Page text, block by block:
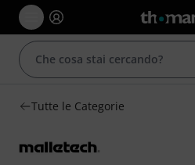
Tutte le Categorie